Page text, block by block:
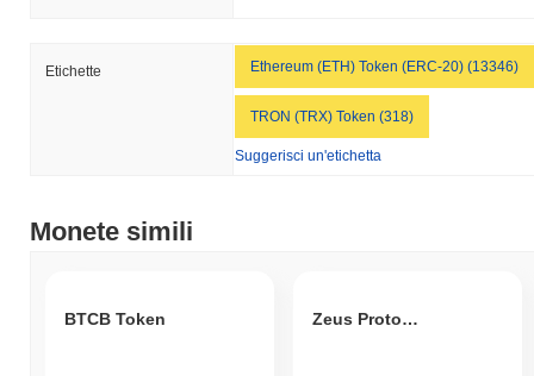
Etichette Ethereum (ETH) Token (ERC-20) (13346)
TRON (TRX) Token (318)
Suggerisci un'etichetta
Monete simili
BTCB Token Zeus Protocol